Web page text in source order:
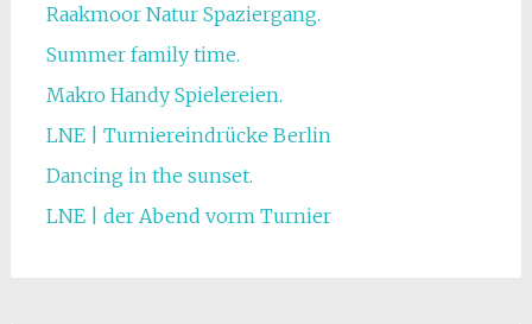
Raakmoor Natur Spaziergang.
Summer family time.
Makro Handy Spielereien.
LNE | Turniereindrücke Berlin
Dancing in the sunset.
LNE | der Abend vorm Turnier